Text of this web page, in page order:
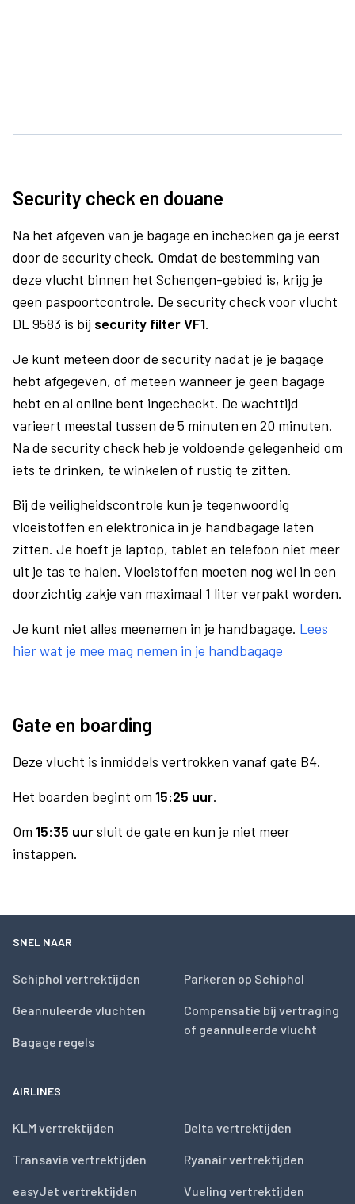
Security check en douane
Na het afgeven van je bagage en inchecken ga je eerst
door de security check. Omdat de bestemming van
deze vlucht binnen het Schengen-gebied is, krijg je
geen paspoortcontrole. De security check voor vlucht
DL 9583 is bij security filter VF1.
Je kunt meteen door de security nadat je je bagage
hebt afgegeven, of meteen wanneer je geen bagage
hebt en al online bent ingecheckt. De wachttijd
varieert meestal tussen de 5 minuten en 20 minuten.
Na de security check heb je voldoende gelegenheid om
iets te drinken, te winkelen of rustig te zitten.
Bij de veiligheidscontrole kun je tegenwoordig
vloeistoffen en elektronica in je handbagage laten
zitten. Je hoeft je laptop, tablet en telefoon niet meer
uit je tas te halen. Vloeistoffen moeten nog wel in een
doorzichtig zakje van maximaal 1 liter verpakt worden.
Je kunt niet alles meenemen in je handbagage. Lees
hier wat je mee mag nemen in je handbagage
Gate en boarding
Deze vlucht is inmiddels vertrokken vanaf gate B4.
Het boarden begint om 15:25 uur.
Om 15:35 uursluit de gate en kun je niet meer
instappen.
SNEL NAAR
Schiphol vertrektijden
Geannuleerde vluchten
Bagage regels
Parkeren op Schiphol
Compensatie bij vertraging
of geannuleerde vlucht
AIRLINES
KLM vertrektijden
Transavia vertrektijden
easyJet vertrektijden
Delta vertrektijden
Ryanair vertrektijden
Vueling vertrektijden